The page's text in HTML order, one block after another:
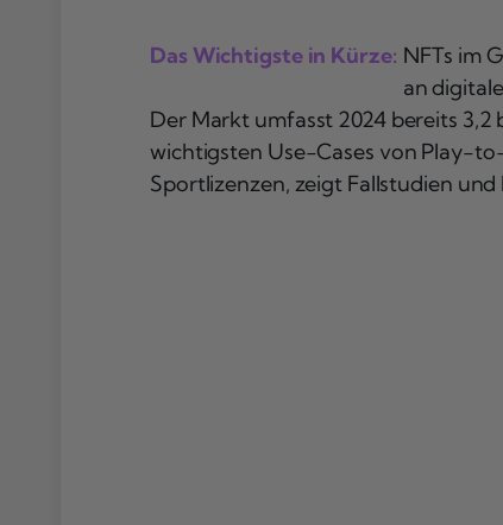
Das Wichtigste in Kürze: NFTs im
an
Der Markt umfasst 2024 bereits 3,2
wichtigsten Use-Cases von Play-
Sportlizenzen, zeigt Fallstudien